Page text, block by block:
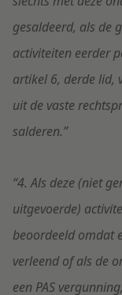
gesaldeerd, als de
activiteiten eerder
artikel 6, derde lid,
uit de vaste
salderen.”
“4. Als deze (niet
uitgevoerde)
beoordeeld omdat
verleend of als de
een PAS